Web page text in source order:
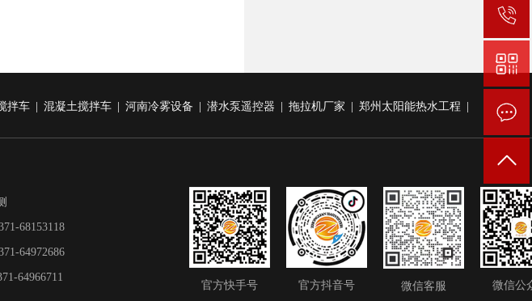
拌车 混凝土搅拌车 河南冷雾设备 潜水泵遥控器 拖拉机厂家 郑州太阳能热水工程
68153118
64972686
64966711
微信公
微信客服
官方抖音号
官方快手号